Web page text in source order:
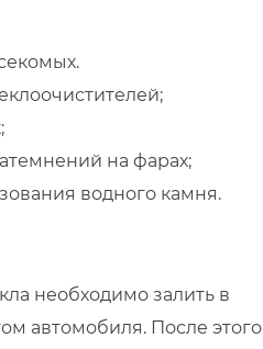
на фарах;
водного камня.
необходимо залить в
автомобиля. После этого